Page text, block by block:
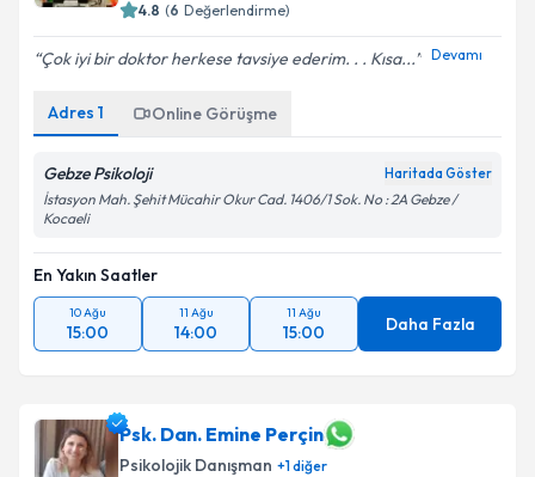
4.8 (6 Değerlendirme)
Çok iyi bir doktor herkese tavsiye ederim. . . Kısa... Devamı
Adres 1 Online Görüşme
Gebze Psikoloji Haritada Göster
İstasyon Mah. Şehit Mücahir Okur Cad. 1406/1 Sok. No : 2A Gebze /
Kocaeli
En Yakın Saatler
10 Ağu
15:00
11 Ağu
14:00
11 Ağu
15:00 Daha Fazla
Psk. Dan. Emine Perçin
Psikolojik Danışman +1diğer